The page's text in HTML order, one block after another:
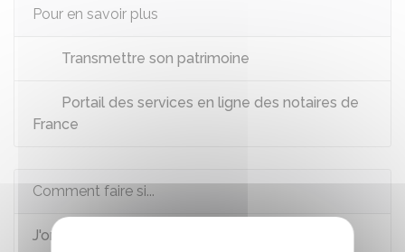
Pour en savoir plus
Transmettre son patrimoine
Portail des services en ligne des notaires de
France
Comment faire si...
J'organise ma succession